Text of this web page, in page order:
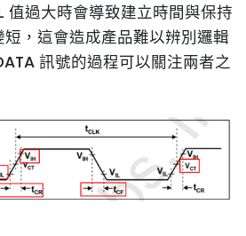
值過大時會導致建立時間與保持
，這會造成產品難以辨別邏輯
訊號的過程可以關注兩者之